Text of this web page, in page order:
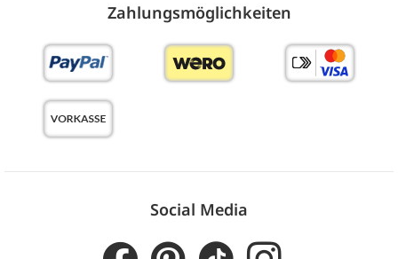
Zahlungs­möglich­keiten
Social Media